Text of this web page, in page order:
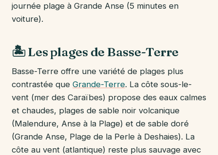
journée plage à Grande Anse (5 minutes en
voiture).
🏝️ Les plages de Basse-Terre
Basse-Terre offre une variété de plages plus
contrastée que Grande-Terre. La côte sous-le-
vent (mer des Caraïbes) propose des eaux calmes
et chaudes, plages de sable noir volcanique
(Malendure, Anse à la Plage) et de sable doré
(Grande Anse, Plage de la Perle à Deshaies). La
côte au vent (atlantique) reste plus sauvage avec